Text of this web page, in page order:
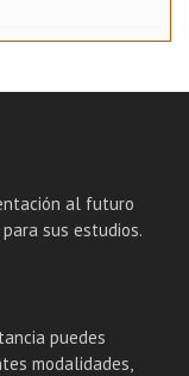
al futuro
sus estudios.
puedes
modalidades,